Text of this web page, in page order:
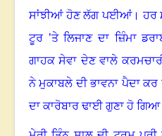
ਸਾਂਝੀਆਂ ਹੋਣ ਲੱਗ ਪਈਆਂ।ਹਰ
ਟੂਰ ’ਤੇ ਲਿਜਾਣ ਦਾ ਜ਼ਿੰਮਾ
ਗਾਹਕ ਸੇਵਾ ਦੇਣ ਵਾਲੇ
ਨੇ ਮੁਕਾਬਲੇ ਦੀ ਭਾਵਨਾ ਪੈਦਾ ਕਰ
ਦਾ ਕਾਰੋਬਾਰ ਢਾਈ ਗੁਣਾ ਹੋ ਗਿਆ